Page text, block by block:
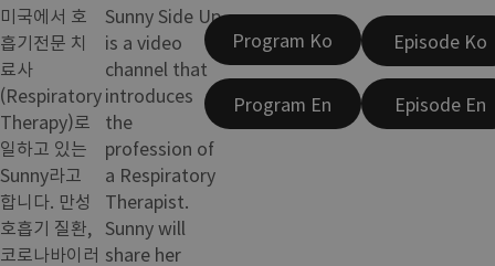
미국에서 호
흡기전문 치
료사
(Respiratory
Therapy)로
일하고 있는
Sunny라고
합니다. 만성
호흡기 질환,
코로나바이러
Sunny Side Up
is a video
channel that
introduces
the
profession of
a Respiratory
Therapist.
Sunny will
share her
Program Ko
Program En
Episode Ko
Episode En